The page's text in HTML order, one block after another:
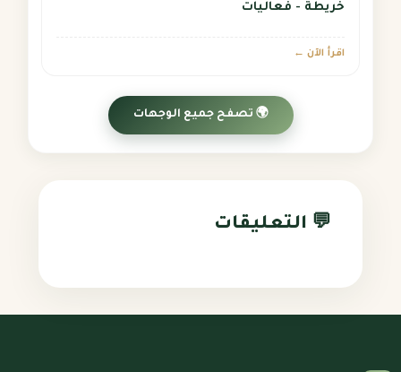
خريطة - فعاليات
اقرأ الآن ←
🌍 تصفح جميع الوجهات
💬 التعليقات